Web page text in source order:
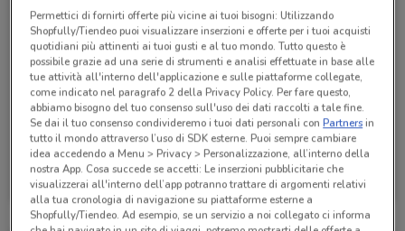
Alpitour
Scade il 31/10 80 m
Permettici di fornirti offerte più vicine ai tuoi bisogni: Utilizzando
Shopfully/Tiendeo puoi visualizzare inserzioni e offerte per i tuoi acquisti
quotidiani più attinenti ai tuoi gusti e al tuo mondo. Tutto questo è
possibile grazie ad una serie di strumenti e analisi effettuate in base alle
tue attività all'interno dell'applicazione e sulle piattaforme collegate,
come indicato nel paragrafo 2 della Privacy Policy. Per fare questo,
abbiamo bisogno del tuo consenso sull'uso dei dati raccolti a tale fine.
Se dai il tuo consenso condivideremo i tuoi dati personali conPartnersin
tutto il mondo attraverso l’uso di SDK esterne. Puoi sempre cambiare
idea accedendo a Menu > Privacy > Personalizzazione, all’interno della
nostra App. Cosa succede se accetti: Le inserzioni pubblicitarie che
visualizzerai all'interno dell’app potranno trattare di argomenti relativi
alla tua cronologia di navigazione su piattaforme esterne a
Shopfully/Tiendeo. Ad esempio, se un servizio a noi collegato ci informa